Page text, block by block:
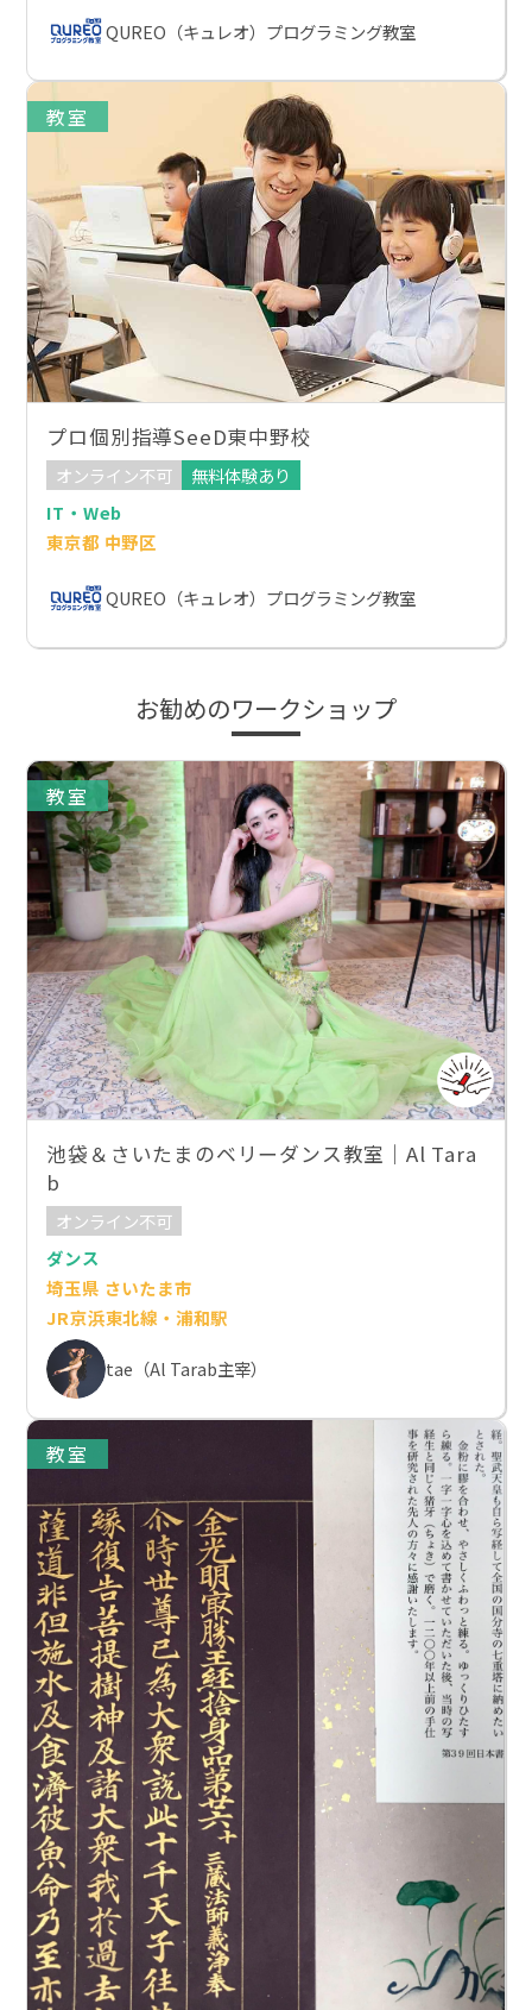
QUREO（キュレオ）プログラミング教室
教室
プロ個別指導SeeD東中野校
オンライン不可
無料体験あり
IT・Web
東京都 中野区
QUREO（キュレオ）プログラミング教室
お勧めのワークショップ
教室
池袋＆さいたまのベリーダンス教室｜Al Tara
b
オンライン不可
ダンス
埼玉県 さいたま市
JR京浜東北線・浦和駅
tae（Al Tarab主宰）
教室